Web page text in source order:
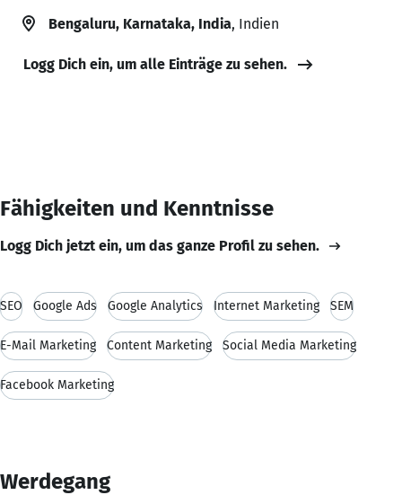
Bengaluru, Karnataka, India, Indien
Logg Dich ein, um alle Einträge zu sehen.
Fähigkeiten und Kenntnisse
Logg Dich jetzt ein, um das ganze Profil zu sehen.
SEO Google Ads Google Analytics Internet Marketing SEM
E-Mail Marketing Content Marketing Social Media Marketing
Facebook Marketing
Werdegang